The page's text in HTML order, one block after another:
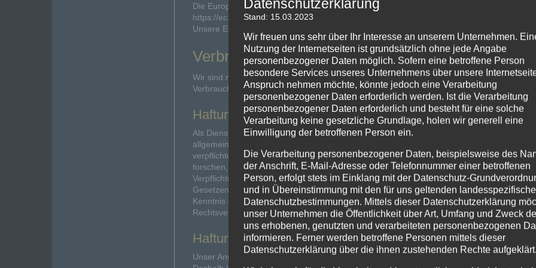
Die Europäische Kommission stellt eine Plattform zur Online-Streitbeilegung (OS) bereit:
https://ec.europa.eu/consumers/odr.
Unsere E-Mail-Adresse finden Sie oben im Impressum.
Verbraucherstreitbeilegung/
Wir sind nicht bereit oder verpflichtet, an Streitbeilegungsverfahren vor einer
Verbraucherschlichtungsstelle teilzunehmen.
Haftung für Inhalte
Als Diensteanbieter sind wir gemäß § 7 Abs.1 TMG für eigene Inhalte auf diesen Seiten
allgemeinen Gesetzen verantwortlich. Nach §§ 8 bis 10 TMG sind wir als Diensteanbieter
verpflichtet, übermittelte oder gespeicherte fremde Informationen zu überwachen oder
forschen, die auf eine rechtswidrige Tätigkeit hinweisen.
Verpflichtungen zur Entfernung oder Sperrung der Nutzung von Informationen nach den
Gesetzen bleiben hiervon unberührt. Eine diesbezügliche Haftung ist jedoch erst ab dem
Kenntnis einer konkreten Rechtsverletzung möglich. Bei Bekanntwerden von
Rechtsverletzungen werden wir diese Inhalte umgehend entfernen.
Haftung für Links
Unser Angebot enthält Links zu externen Websites Dritter, auf deren Inhalte wir keinen
Datenschutzerklärung
Stand: 15.03.2023
Wir freuen uns sehr über Ihr Interesse an unserem Unternehmen.
Nutzung der Internetseiten ist grundsätzlich ohne jede Angabe
personenbezogener Daten möglich. Sofern eine betroffene Person
besondere Services unseres Unternehmens über unsere
Anspruch nehmen möchte, könnte jedoch eine Verarbeitung
personenbezogener Daten erforderlich werden. Ist die Verarbeitung
personenbezogener Daten erforderlich und besteht für eine solche
Verarbeitung keine gesetzliche Grundlage, holen wir generell eine
Einwilligung der betroffenen Person ein.
Die Verarbeitung personenbezogener Daten, beispielsweise des
der Anschrift, E-Mail-Adresse oder Telefonnummer einer betroffenen
Person, erfolgt stets im Einklang mit der Datenschutz-
und in Übereinstimmung mit den für uns geltenden
Datenschutzbestimmungen. Mittels dieser Datenschutzerklärung
unser Unternehmen die Öffentlichkeit über Art, Umfang und Zweck
uns erhobenen, genutzten und verarbeiteten personenbezogenen
informieren. Ferner werden betroffene Personen mittels dieser
Datenschutzerklärung über die ihnen zustehenden Rechte aufgeklärt.